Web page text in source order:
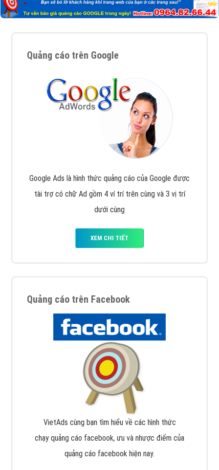
Quảng cáo trên Google
Google Ads là hình thức quảng cáo của Google được
tài trợ có chữ Ad gồm 4 ví trí trên cùng và 3 vị trí
dưới cùng
XEM CHI TIẾT
Quảng cáo trên Facebook
VietAds cùng bạn tìm hiểu về các hình thức
chạy quảng cáo facebook, ưu và nhược điểm của
quảng cáo facebook hiện nay.